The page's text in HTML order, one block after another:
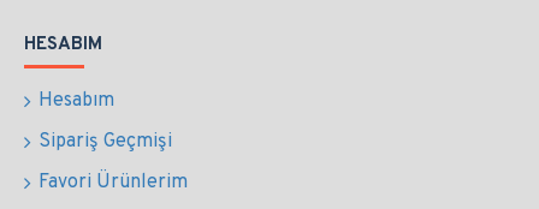
HESABIM
Hesabım
Sipariş Geçmişi
Favori Ürünlerim